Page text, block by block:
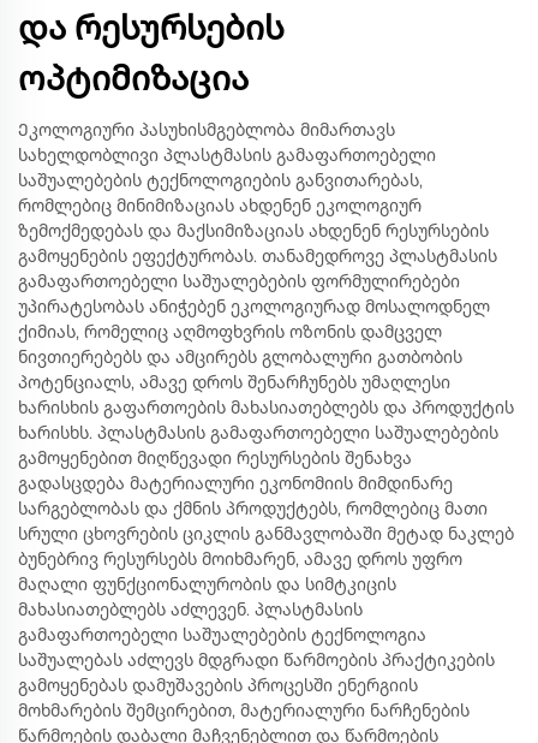
და რესურსების
ოპტიმიზაცია
Ეკოლოგიური პასუხისმგებლობა მიმართავს
სახელდობლივი პლასტმასის გამაფართოებელი
საშუალებების ტექნოლოგიების განვითარებას,
რომლებიც მინიმიზაციას ახდენენ ეკოლოგიურ
ზემოქმედებას და მაქსიმიზაციას ახდენენ რესურსების
გამოყენების ეფექტურობას. თანამედროვე პლასტმასის
გამაფართოებელი საშუალებების ფორმულირებები
უპირატესობას ანიჭებენ ეკოლოგიურად მოსალოდნელ
ქიმიას, რომელიც აღმოფხვრის ოზონის დამცველ
ნივთიერებებს და ამცირებს გლობალური გათბობის
პოტენციალს, ამავე დროს შენარჩუნებს უმაღლესი
ხარისხის გაფართოების მახასიათებლებს და პროდუქტის
ხარისხს. პლასტმასის გამაფართოებელი საშუალებების
გამოყენებით მიღწევადი რესურსების შენახვა
გადასცდება მატერიალური ეკონომიის მიმდინარე
სარგებლობას და ქმნის პროდუქტებს, რომლებიც მათი
სრული ცხოვრების ციკლის განმავლობაში მეტად ნაკლებ
ბუნებრივ რესურსებს მოიხმარენ, ამავე დროს უფრო
მაღალი ფუნქციონალურობის და სიმტკიცის
მახასიათებლებს აძლევენ. პლასტმასის
გამაფართოებელი საშუალებების ტექნოლოგია
საშუალებას აძლევს მდგრადი წარმოების პრაქტიკების
გამოყენებას დამუშავების პროცესში ენერგიის
მოხმარების შემცირებით, მატერიალური ნარჩენების
წარმოების დაბალი მაჩვენებლით და წარმოების